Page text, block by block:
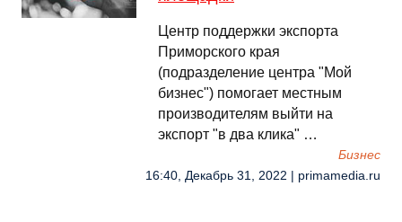
Центр поддержки экспорта
Приморского края
(подразделение центра "Мой
бизнес") помогает местным
производителям выйти на
экспорт "в два клика" …
Бизнес
16:40, Декабрь 31, 2022 | primamedia.ru